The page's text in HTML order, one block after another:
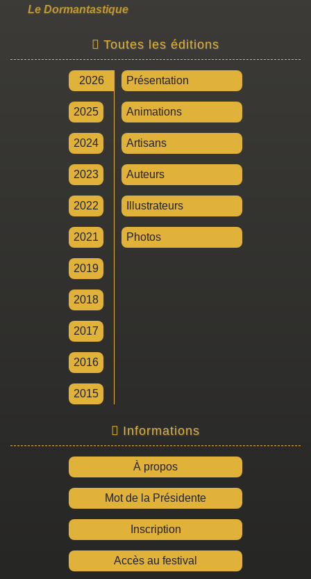
Le Dormantastique
Toutes les éditions
2026
2025
2024
2023
2022
2021
2019
2018
2017
2016
2015
Présentation
Animations
Artisans
Auteurs
Illustrateurs
Photos
Informations
À propos
Mot de la Présidente
Inscription
Accès au festival